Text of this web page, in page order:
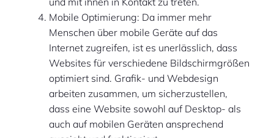
Mobile Optimierung: Da immer mehr
Menschen über mobile Geräte auf das
Internet zugreifen, ist es unerlässlich, dass
Websites für verschiedene Bildschirmgrößen
optimiert sind. Grafik- und Webdesign
arbeiten zusammen, um sicherzustellen,
dass eine Website sowohl auf Desktop- als
auch auf mobilen Geräten ansprechend